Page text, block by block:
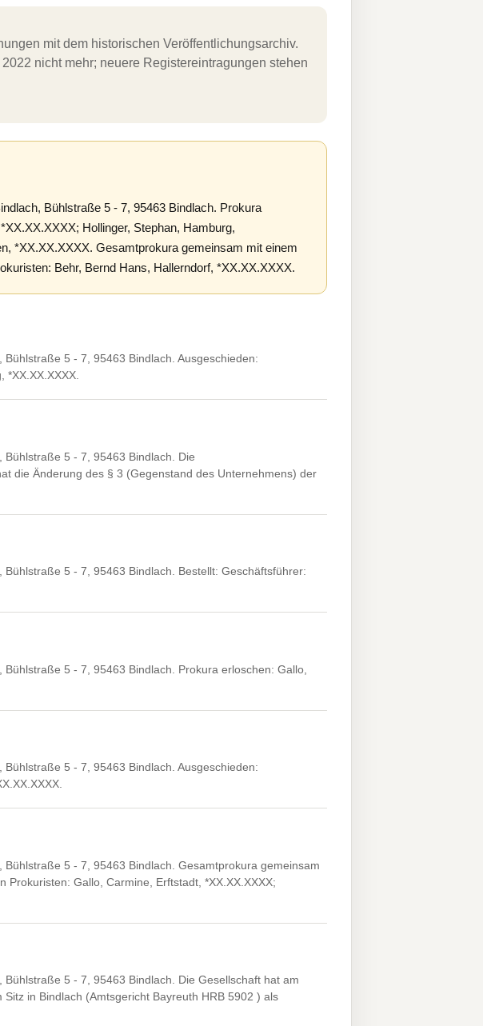
mit dem historischen Veröffentlichungsarchiv.
nicht mehr; neuere Registereintragungen stehen
Bühlstraße 5 - 7, 95463 Bindlach. Prokura
Hollinger, Stephan, Hamburg,
*XX.XX.XXXX. Gesamtprokura gemeinsam mit einem
Behr, Bernd Hans, Hallerndorf, *XX.XX.XXXX.
5 - 7, 95463 Bindlach. Ausgeschieden:
Bühlstraße 5 - 7, 95463 Bindlach. Die
die Änderung des § 3 (Gegenstand des Unternehmens) der
5 - 7, 95463 Bindlach. Bestellt: Geschäftsführer:
5 - 7, 95463 Bindlach. Prokura erloschen: Gallo,
5 - 7, 95463 Bindlach. Ausgeschieden:
5 - 7, 95463 Bindlach. Gesamtprokura gemeinsam
Gallo, Carmine, Erftstadt, *XX.XX.XXXX;
5 - 7, 95463 Bindlach. Die Gesellschaft hat am
in Bindlach (Amtsgericht Bayreuth HRB 5902 ) als